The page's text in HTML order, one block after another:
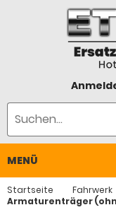
MENÜ
Startseite Fahrwerk
Armaturenträger